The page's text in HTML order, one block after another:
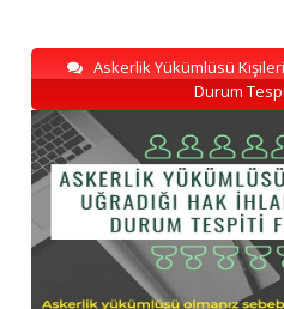
Askerlik Yükümlüsü
Durum